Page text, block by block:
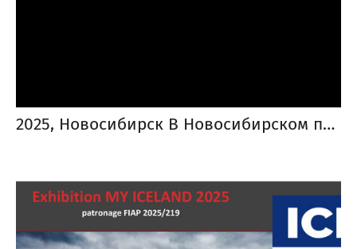
2025, Новосибирск В Новосибирском пространстве Пространство Арт Ель открылась «Красная» выставка «Фотострелки» 2025